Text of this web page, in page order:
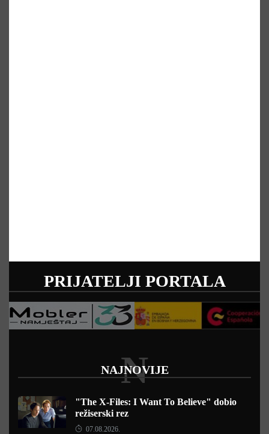
PRIJATELJI PORTALA
NAJNOVIJE
N
"The X-Files: I Want To Believe" dobio
režiserski rez
07.08.2026.